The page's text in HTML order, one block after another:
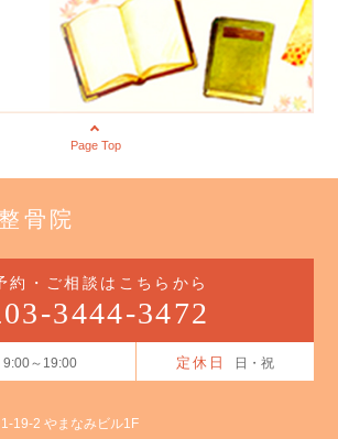
Page Top
骨院
約・ご相談はこちらから
03-3444-3472
9:00～19:00 定休日 日・祝
19-2 やまなみビル1F